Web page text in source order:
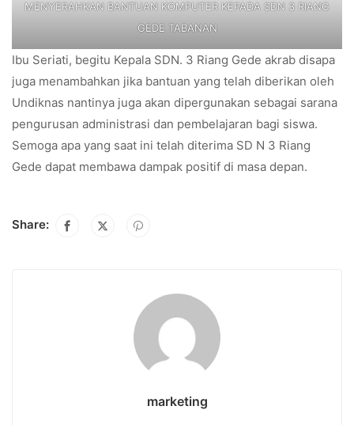
MENYERAHKAN BANTUAN KOMPUTER KEPADA SDN 3 RIANG
GEDE TABANAN
Ibu Seriati, begitu Kepala SDN. 3 Riang Gede akrab disapa
juga menambahkan jika bantuan yang telah diberikan oleh
Undiknas nantinya juga akan dipergunakan sebagai sarana
pengurusan administrasi dan pembelajaran bagi siswa.
Semoga apa yang saat ini telah diterima SD N 3 Riang
Gede dapat membawa dampak positif di masa depan.
Share:
marketing